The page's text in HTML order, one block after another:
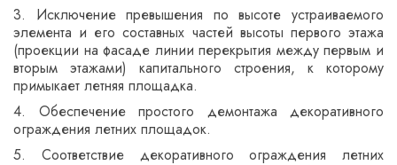
3. Исключение превышения по высоте устраиваемого
элемента и его составных частей высоты первого этажа
(проекции на фасаде линии перекрытия между первым и
вторым этажами) капитального строения, к которому
примыкает летняя площадка.
4. Обеспечение простого демонтажа декоративного
ограждения летних площадок.
5. Соответствие декоративного ограждения летних